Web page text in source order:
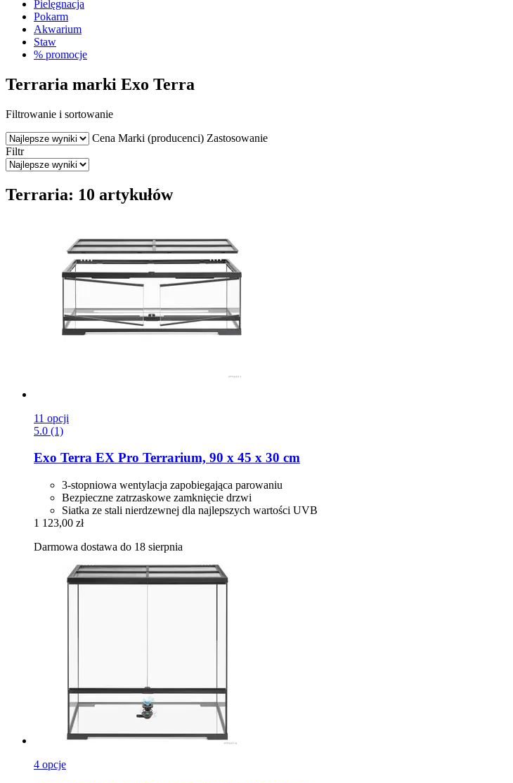
Pielęgnacja
Pokarm
Akwarium
Staw
% promocje
Terraria marki Exo Terra
Filtrowanie i sortowanie
Cena Marki (producenci) Zastosowanie
Filtr
Terraria: 10 artykułów
11 opcji
5.0 (1)
Exo Terra EX Pro Terrarium, 90 x 45 x 30 cm
3-stopniowa wentylacja zapobiegająca parowaniu
Bezpieczne zatrzaskowe zamknięcie drzwi
Siatka ze stali nierdzewnej dla najlepszych wartości UVB
1 123,00 zł
Darmowa dostawa do 18 sierpnia
4 opcje